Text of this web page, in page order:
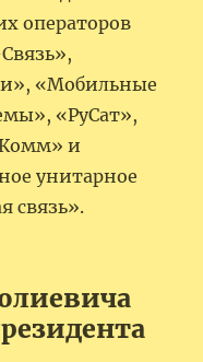
операторов
«Мобильные
«РуСат»,
и
унитарное
связь».